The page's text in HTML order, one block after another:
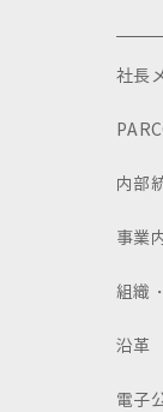
社長
内部
事業
組織
沿革
電子